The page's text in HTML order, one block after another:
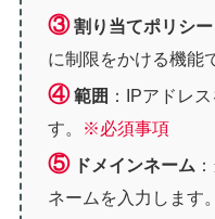
③ 割り当てポリシー
に制限をかける機能
④ 範囲 ：IPアドレ
す。
※必須事項
⑤ ドメインネーム
ネームを入力します。